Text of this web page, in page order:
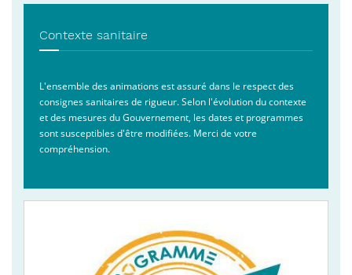
Contexte sanitaire
L'ensemble des animations est assuré dans le respect des
consignes sanitaires de rigueur. Selon l'évolution du contexte
et des mesures du Gouvernement, les dates et programmes
sont susceptibles d'être modifiées. Merci de votre
compréhension.